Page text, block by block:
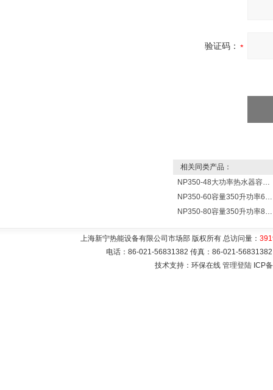
验证码：
相关同类产品：
NP350-48大功率热水器容量350L功率48000w热水炉 热水锅炉
NP350-60容量350升功率60000瓦大型电热水器 热水锅炉
NP350-80容量350升功率80000瓦电热水器 热水锅炉
上海新宁热能设备有限公司市场部 版权所有 总访问量：
电话：86-021-56831382 传真：86-021-
技术支持：环保在线 管理登陆 ICP